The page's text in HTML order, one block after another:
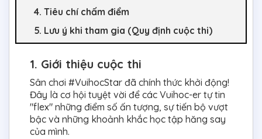
4. Tiêu chí chấm điểm
5. Lưu ý khi tham gia (Quy định cuộc thi)
1. Giới thiệu cuộc thi
Sân chơi #VuihocStar đã chính thức khởi động!
Đây là cơ hội tuyệt vời để các Vuihoc-er tự tin
"flex" những điểm số ấn tượng, sự tiến bộ vượt
bậc và những khoảnh khắc học tập hăng say
của mình.